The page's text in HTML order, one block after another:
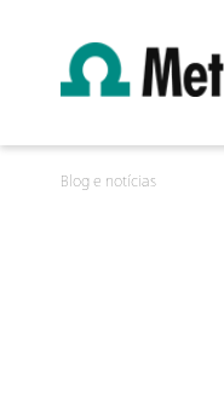
Blog e notícias